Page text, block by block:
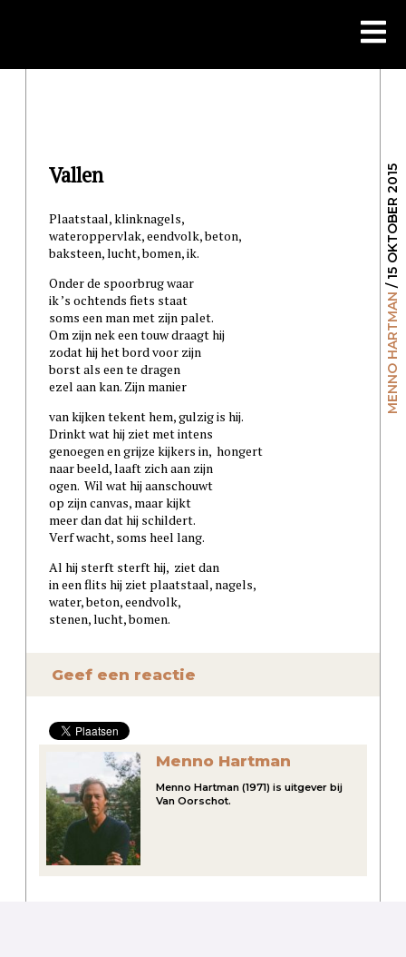
MENNO HARTMAN
/ 15 OKTOBER 2015
Vallen
Plaatstaal, klinknagels,
wateroppervlak, eendvolk, beton,
baksteen, lucht, bomen, ik.
Onder de spoorbrug waar
ik ’s ochtends fiets staat
soms een man met zijn palet.
Om zijn nek een touw draagt hij
zodat hij het bord voor zijn
borst als een te dragen
ezel aan kan. Zijn manier
van kijken tekent hem, gulzig is hij.
Drinkt wat hij ziet met intens
genoegen en grijze kijkers in, hongert
naar beeld, laaft zich aan zijn
ogen. Wil wat hij aanschouwt
op zijn canvas, maar kijkt
meer dan dat hij schildert.
Verf wacht, soms heel lang.
Al hij sterft sterft hij, ziet dan
in een flits hij ziet plaatstaal, nagels,
water, beton, eendvolk,
stenen, lucht, bomen.
Geef een reactie
Menno Hartman
Menno Hartman (1971) is uitgever bij
Van Oorschot.